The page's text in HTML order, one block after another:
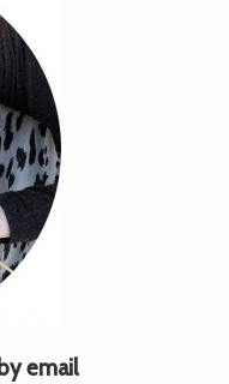
email